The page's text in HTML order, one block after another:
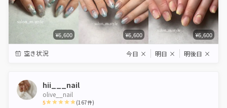
¥6,600 ¥6,600 ¥6,600
空き状況 今日 × 明日 × 明後日 ×
hii___nail
olive__nail
5 (167件)